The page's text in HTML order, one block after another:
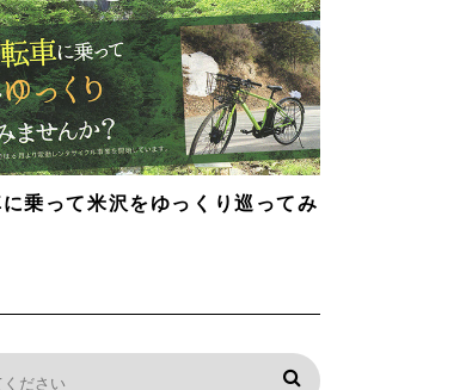
乗って米沢をゆっくり巡ってみ